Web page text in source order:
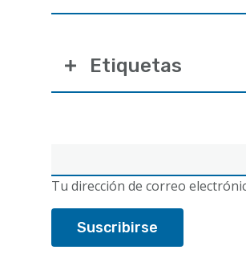
electrónico
Tu dirección de correo
Etiquetas